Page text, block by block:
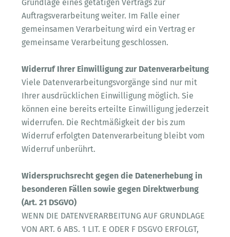
Grundlage eines getätigen Vertrags zur
Auftragsverarbeitung weiter. Im Falle einer
gemeinsamen Verarbeitung wird ein Vertrag er
gemeinsame Verarbeitung geschlossen.
Widerruf Ihrer Einwilligung zur Datenverarbeitung
Viele Datenverarbeitungsvorgänge sind nur mit
Ihrer ausdrücklichen Einwilligung möglich. Sie
können eine bereits erteilte Einwilligung jederzeit
widerrufen. Die Rechtmäßigkeit der bis zum
Widerruf erfolgten Datenverarbeitung bleibt vom
Widerruf unberührt.
Widerspruchsrecht gegen die Datenerhebung in
besonderen Fällen sowie gegen Direktwerbung
(Art. 21 DSGVO)
WENN DIE DATENVERARBEITUNG AUF GRUNDLAGE
VON ART. 6 ABS. 1 LIT. E ODER F DSGVO ERFOLGT,